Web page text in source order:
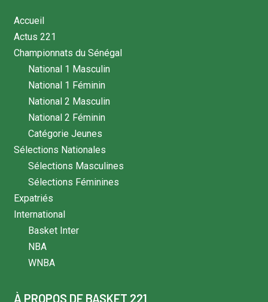
Accueil
Actus 221
Championnats du Sénégal
National 1 Masculin
National 1 Féminin
National 2 Masculin
National 2 Féminin
Catégorie Jeunes
Sélections Nationales
Sélections Masculines
Sélections Féminines
Expatriés
International
Basket Inter
NBA
WNBA
À PROPOS DE BASKET 221